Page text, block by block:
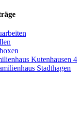
Kutenhausen 4
Stadthagen